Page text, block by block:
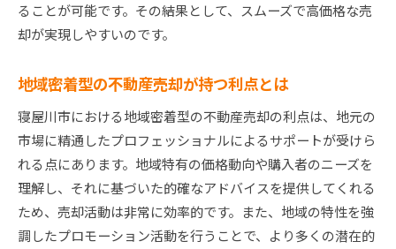
ることが可能です。その結果として、スムーズで高価格な売
却が実現しやすいのです。
地域密着型の不動産売却が持つ利点とは
寝屋川市における地域密着型の不動産売却の利点は、地元の
市場に精通したプロフェッショナルによるサポートが受けら
れる点にあります。地域特有の価格動向や購入者のニーズを
理解し、それに基づいた的確なアドバイスを提供してくれる
ため、売却活動は非常に効率的です。また、地域の特性を強
調したプロモーション活動を行うことで、より多くの潜在的